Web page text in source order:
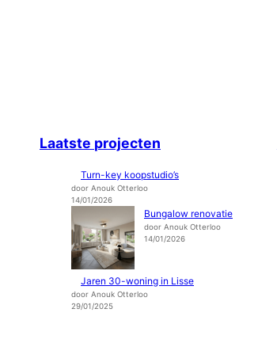
Laatste projecten
Turn-key koopstudio’s
door Anouk Otterloo
14/01/2026
Bungalow renovatie
door Anouk Otterloo
14/01/2026
Jaren 30-woning in Lisse
door Anouk Otterloo
29/01/2025